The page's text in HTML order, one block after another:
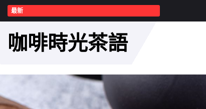
最新
咖啡時光茶語